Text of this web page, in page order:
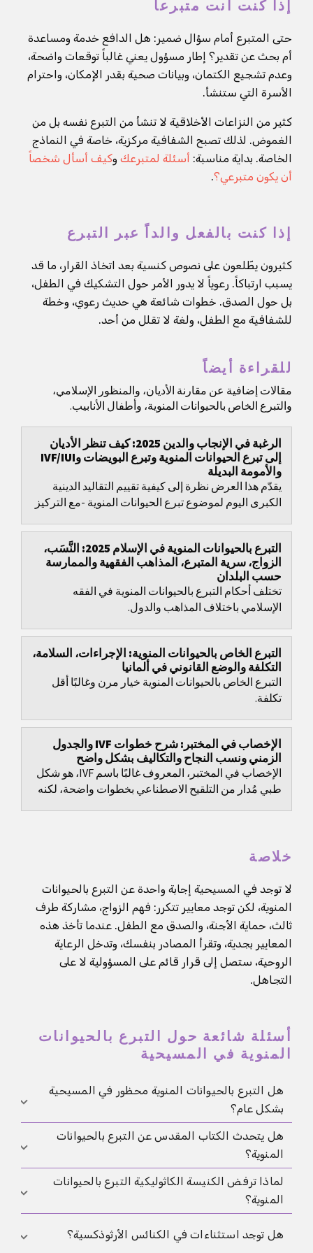
إذا كنت أنت متبرعاً
حتى المتبرع أمام سؤال ضمير: هل الدافع خدمة ومساعدة
أم بحث عن تقدير؟ إطار مسؤول يعني غالباً توقعات واضحة،
وعدم تشجيع الكتمان، وبيانات صحية بقدر الإمكان، واحترام
الأسرة التي ستنشأ.
كثير من النزاعات الأخلاقية لا تنشأ من التبرع نفسه بل من
الغموض. لذلك تصبح الشفافية مركزية، خاصة في النماذج
الخاصة. بداية مناسبة: أسئلة لمتبرعك وكيف أسأل شخصاً
أن يكون متبرعي؟.
إذا كنت بالفعل والداً عبر التبرع
كثيرون يطّلعون على نصوص كنسية بعد اتخاذ القرار، ما قد
يسبب ارتباكاً. رعوياً لا يدور الأمر حول التشكيك في الطفل،
بل حول الصدق. خطوات شائعة هي حديث رعوي، وخطة
للشفافية مع الطفل، ولغة لا تقلل من أحد.
للقراءة أيضاً
مقالات إضافية عن مقارنة الأديان، والمنظور الإسلامي،
والتبرع الخاص بالحيوانات المنوية، وأطفال الأنابيب.
الرغبة في الإنجاب والدين 2025: كيف تنظر الأديان
إلى تبرع الحيوانات المنوية وتبرع البويضات وIVF/IUI
والأمومة البديلة
يقدّم هذا العرض نظرة إلى كيفية تقييم التقاليد الدينية
الكبرى اليوم لموضوع تبرع الحيوانات المنوية -مع التركيز
التبرع بالحيوانات المنوية في الإسلام 2025: النَّسَب،
الزواج، سرية المتبرع، المذاهب الفقهية والممارسة
حسب البلدان
تختلف أحكام التبرع بالحيوانات المنوية في الفقه
الإسلامي باختلاف المذاهب والدول.
التبرع الخاص بالحيوانات المنوية: الإجراءات، السلامة،
التكلفة والوضع القانوني في ألمانيا
التبرع الخاص بالحيوانات المنوية خيار مرن وغالبًا أقل
تكلفة.
الإخصاب في المختبر: شرح خطوات IVF والجدول
الزمني ونسب النجاح والتكاليف بشكل واضح
الإخصاب في المختبر، المعروف غالبًا باسم IVF، هو شكل
طبي مُدار من التلقيح الاصطناعي بخطوات واضحة، لكنه
خلاصة
لا توجد في المسيحية إجابة واحدة عن التبرع بالحيوانات
المنوية، لكن توجد معايير تتكرر: فهم الزواج، مشاركة طرف
ثالث، حماية الأجنة، والصدق مع الطفل. عندما تأخذ هذه
المعايير بجدية، وتقرأ المصادر بنفسك، وتدخل الرعاية
الروحية، ستصل إلى قرار قائم على المسؤولية لا على
التجاهل.
أسئلة شائعة حول التبرع بالحيوانات
المنوية في المسيحية
هل التبرع بالحيوانات المنوية محظور في المسيحية
بشكل عام؟
لا، لا يوجد حظر مسيحي واحد للجميع. الكنيسة
الكاثوليكية ترفض تبرعات الطرف الثالث بوضوح، وكثير من
الكنائس الأرثوذكسية تفعل ذلك أيضاً. في الطيف
البروتستانتي توجد تقييمات مختلفة من الرفض إلى
القبول المشروط.
هل يتحدث الكتاب المقدس عن التبرع بالحيوانات
المنوية؟
لا، لا توجد آية تتناول التبرع كإجراء طبي مباشر. لذلك
تُستخلص الأحكام عادة من موضوعات أوسع مثل الزواج
لماذا ترفض الكنيسة الكاثوليكية التبرع بالحيوانات
المنوية؟
السبب الأساسي لاهوتي: يُنظر إلى الإنجاب كجزء من
هل توجد استثناءات في الكنائس الأرثوذكسية؟